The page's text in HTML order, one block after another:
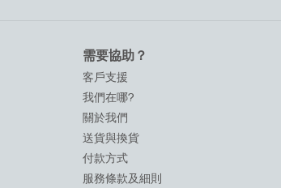
需要協助？
客戶支援
我們在哪?
關於我們
送貨與換貨
付款方式
服務條款及細則